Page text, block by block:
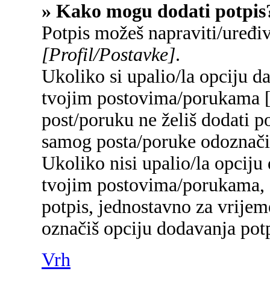
» Kako mogu dodati
Potpis možeš napraviti/
[Profil/Postavke].
Ukoliko si upalio/la opciju
tvojim postovima/porukama
post/poruku ne želiš dodati
samog posta/poruke
Ukoliko nisi upalio/la opciju
tvojim postovima/
potpis, jednostavno za
označiš opciju dodavanja
Vrh